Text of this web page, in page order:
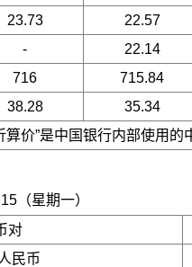
23.73 22.57
- 22.14
716 715.84
38.28 35.34
算价”是中国银行内部使用的
（星期一）
对
民币